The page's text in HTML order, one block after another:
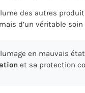
des autres
d’un véritable
en mauvais
et sa protection